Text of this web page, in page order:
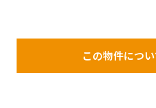
この物件につ